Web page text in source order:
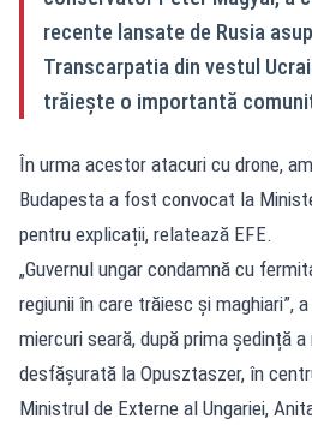
recente lansate de Rusia
Transcarpatia din vestul
trăiește o importantă
În urma acestor atacuri cu drone,
Budapesta a fost convocat la
pentru explicații, relatează EFE.
„Guvernul ungar condamnă cu
regiunii în care trăiesc şi maghiari”,
miercuri seară, după prima ședință
desfășurată la Opusztaszer, în
Ministrul de Externe al Ungariei,